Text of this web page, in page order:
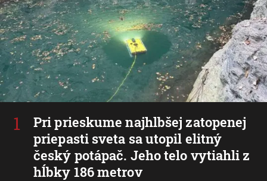
Pri prieskume najhlbšej zatopenej
priepasti sveta sa utopil elitný
český potápač. Jeho telo vytiahli z
hĺbky 186 metrov